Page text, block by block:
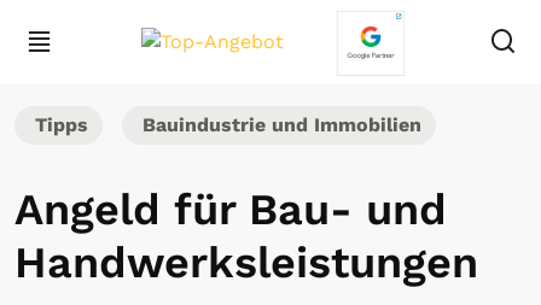
Tipps Bauindustrie und Immobilien
Angeld für Bau- und
Handwerksleistungen